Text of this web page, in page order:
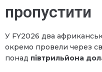
пропустити
У FY2026 два
окремо провели через
понад півтрильйона